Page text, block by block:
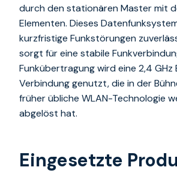
durch den stationären Master mit
Elementen. Dieses
kurzfristige Funkstörungen
sorgt für eine stabile
Funkübertragung wird eine 2,4
Verbindung genutzt, die in der
früher übliche WLAN-Technologie
abgelöst hat.
Eingesetzte